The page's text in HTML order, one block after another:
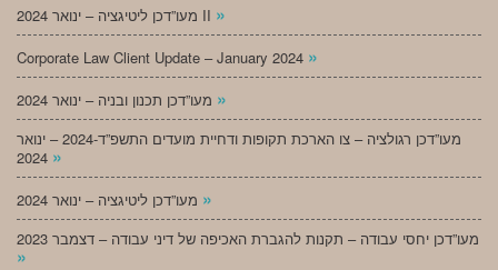
מעו”דכן ליטיגציה – ינואר 2024 II »
Corporate Law Client Update – January 2024 »
»
מעו”דכן רגולציה – צו הארכת תקופות ודחיית מועדים התשפ”ד-2024 – ינואר
»
»
מעו”דכן יחסי עבודה – תקנות להגברת האכיפה של דיני עבודה – דצמבר 2023
»